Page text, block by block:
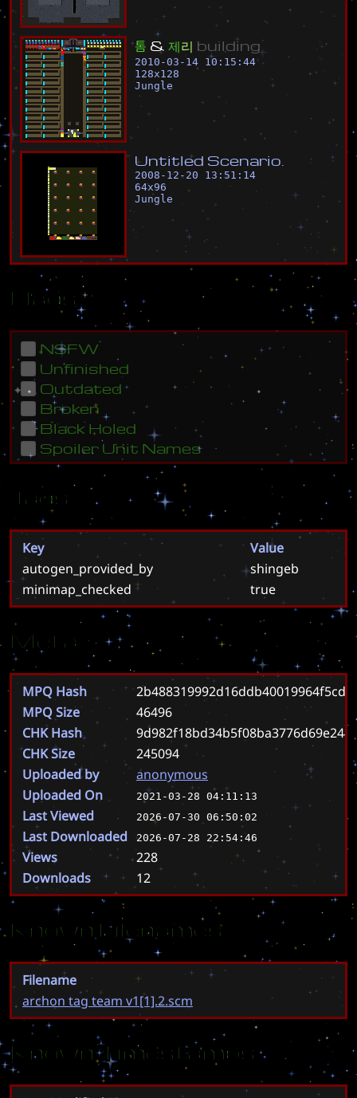
톰 & 제리 building
2010-03-14 10:15:44
128x128
Jungle
Untitled Scenario
2008-12-20 13:51:14
64x96
Jungle
Flags
NSFW
Unfinished
Outdated
Broken
Black Holed
Spoiler Unit Names
Tags
Key
Value
autogen_provided_by
shingeb
minimap_checked
true
Meta
MPQ Hash
MPQ Size
46496
CHK Hash
CHK Size
245094
Uploaded by
anonymous
Uploaded On
2021-03-28 04:11:13
Last Viewed 2026-07-30 06:50:02
Last Downloaded 2026-07-28 22:54:46
Views
228
Downloads
12
Known Filenames
Filename
archon tag team v1[1].2.scm
Known Timestamps